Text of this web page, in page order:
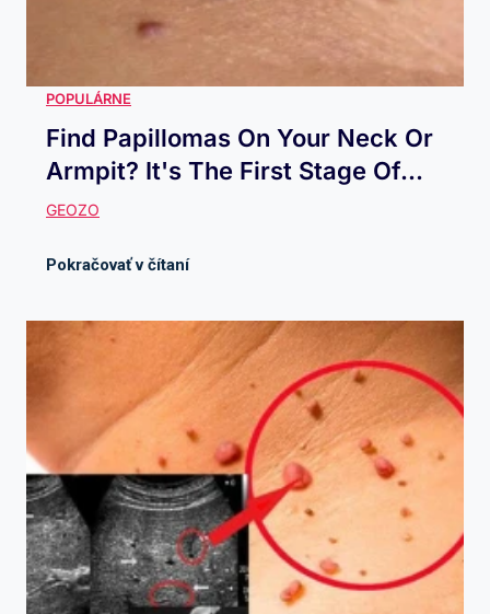
Find Papillomas On Your Neck Or
Armpit? It's The First Stage Of...